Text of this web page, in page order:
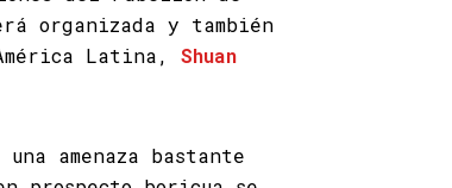
organizada y también
Latina,
Shuan
amenaza bastante